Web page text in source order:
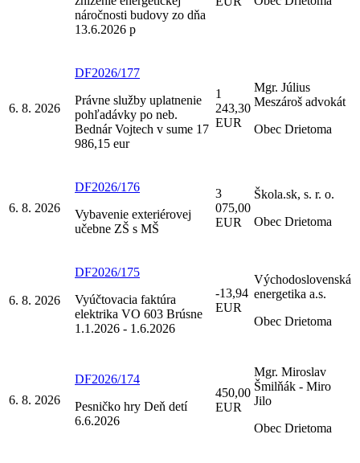
náročnosti budovy zo dňa
13.6.2026 p
6. 8. 2026
DF2026/177
Právne služby uplatnenie
pohľadávky po neb.
Bednár Vojtech v sume 17
986,15 eur
1
243,30
EUR
Mgr. Július
Meszároš advokát
Obec Drietoma
6. 8. 2026
DF2026/176
Vybavenie exteriérovej
učebne ZŠ s MŠ
3
075,00
EUR
Škola.sk, s. r. o.
Obec Drietoma
6. 8. 2026
DF2026/175
Vyúčtovacia faktúra
elektrika VO 603 Brúsne
1.1.2026 - 1.6.2026
-13,94
EUR
Východoslovenská
energetika a.s.
Obec Drietoma
6. 8. 2026
DF2026/174
Pesničko hry Deň detí
6.6.2026
450,00
EUR
Mgr. Miroslav
Šmilňák - Miro
Jilo
Obec Drietoma